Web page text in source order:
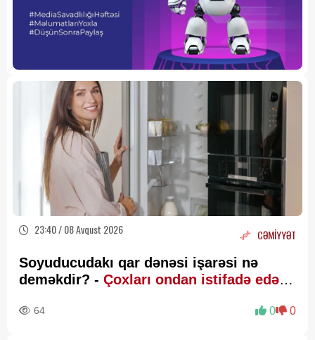
23:40 / 08 Avqust 2026 CƏMİYYƏT
Soyuducudakı qar dənəsi işarəsi nə
deməkdir? - Çoxları ondan istifadə edə
64 0 0